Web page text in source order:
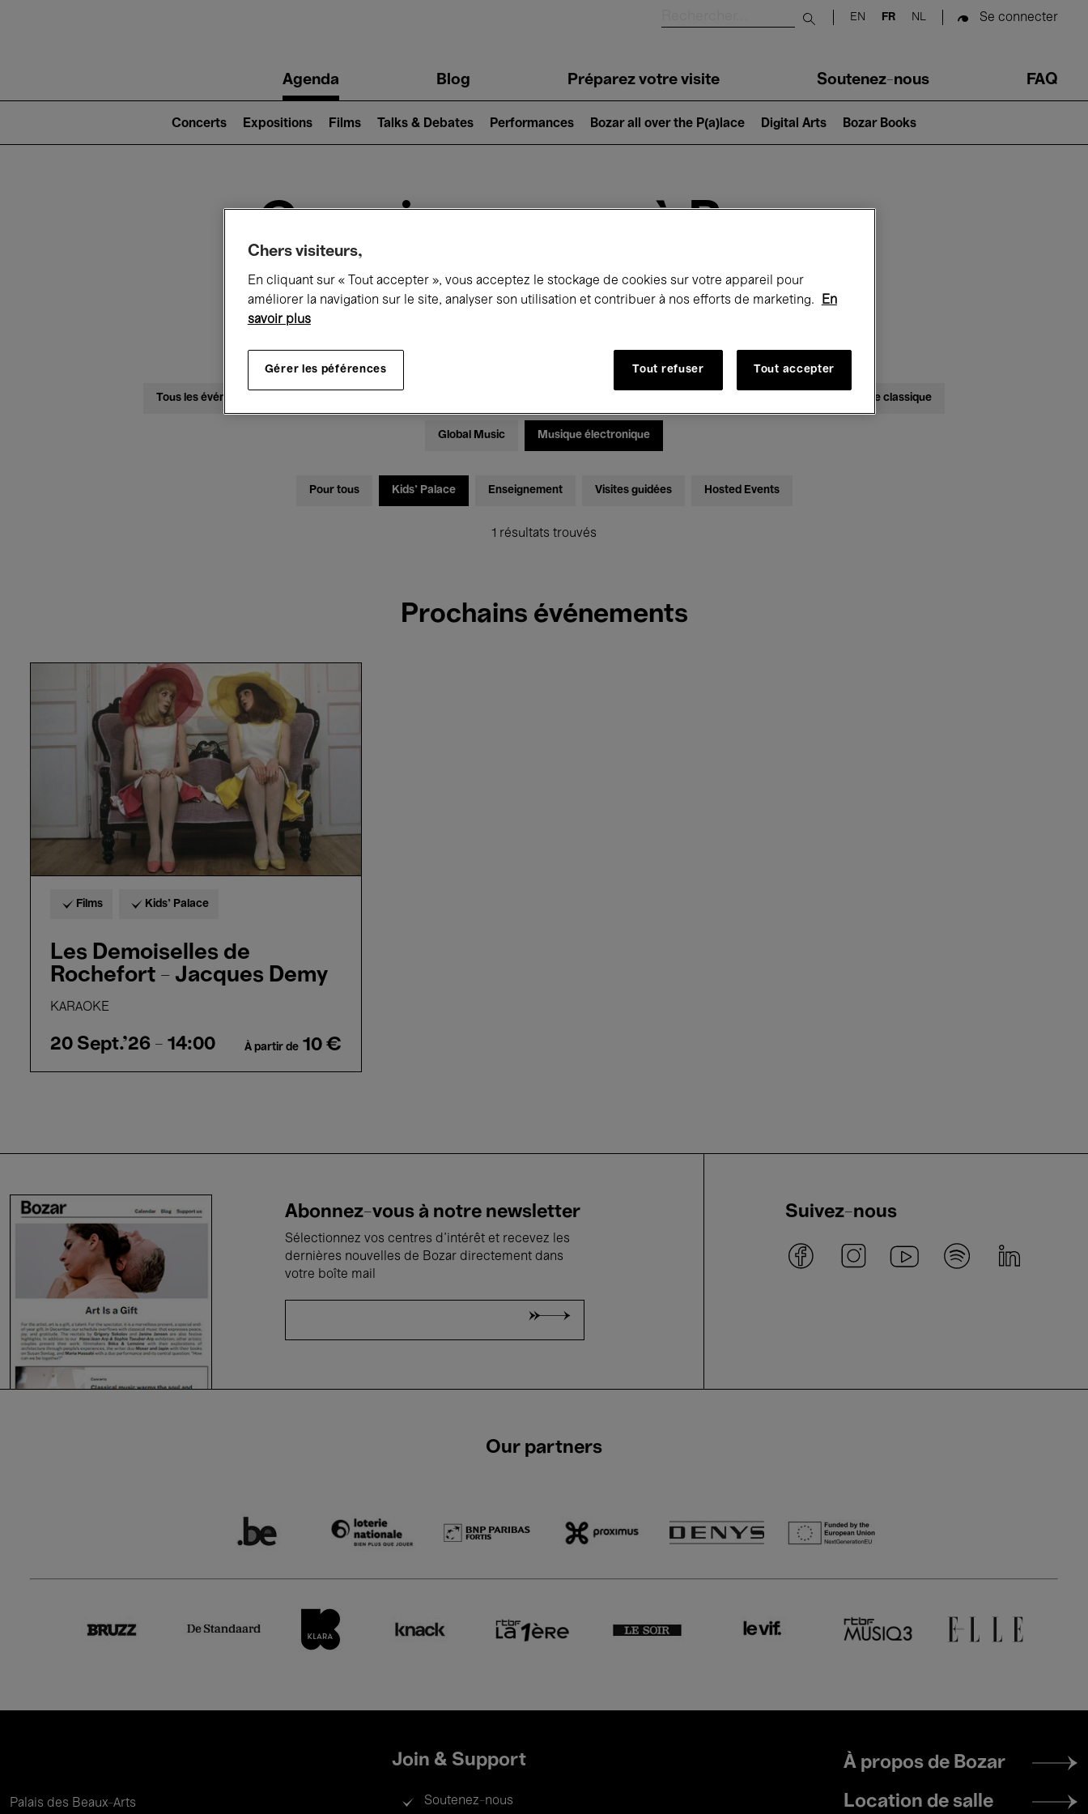
Submit search
EN FR NL Se connecter
navigationAgenda Blog Préparez votre visite Soutenez-nous FAQ
2)
Concerts Expositions Films Talks & Debates Performances Bozar all over the P(a)lace Digital Arts Bozar Books
Ce qui se passe à Bozar
Aujourd'hui Prochains 7 jours Septembre
Mardi 01 - Mercredi 30 Septembre 2026
Tous les événements Musique classique
Global Music Musique électronique
Pour tous Kids’ Palace Enseignement Visites guidées Hosted Events
1 résultats trouvés
Prochains événements
de
Rochefort
Jacques
Films Kids’ Palace
Les Demoiselles de
Rochefort - Jacques Demy
KARAOKE
20 Sept.'26 - 14:00 À partir de 10 €
Abonnez-vous à notre newsletter
Sélectionnez vos centres d'intérêt et recevez les
dernières nouvelles de Bozar directement dans
votre boîte mail
Suivez-nous
Our partners
Palais des Beaux-Arts
Join & Support
Soutenez-nous
Footer
menu
À propos de Bozar
Location de salle
Chers visiteurs,
En cliquant sur « Tout accepter », vous acceptez le stockage de cookies sur votre appareil pour
améliorer la navigation sur le site, analyser son utilisation et contribuer à nos efforts de marketing.
En
savoir plus
Gérer les péférences Tout refuser Tout accepter